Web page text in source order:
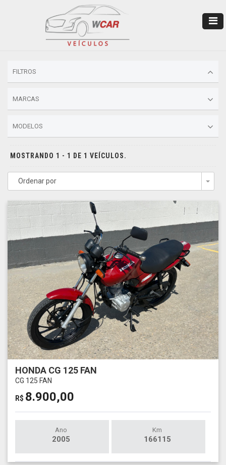
FILTROS
MARCAS
MODELOS
MOSTRANDO 1 - 1 DE 1 VEÍCULOS.
Ordenar por
HONDA CG 125 FAN
CG 125 FAN
R$ 8.900,00
Ano
2005
Km
166115